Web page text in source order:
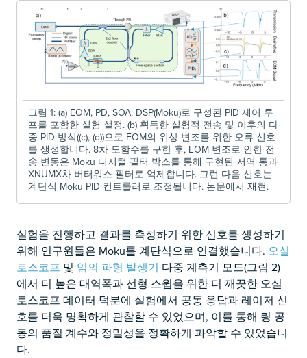
그림 1: (a) EOM, PD, SOA, DSP(Moku)로 구성된 PID 제어 루
프를 포함한 실험 설정. (b) 획득한 실험적 전송 및 이후의 다
중 PID 방식((c), (d))으로 EOM의 위상 변조를 위한 오류 신호
를 생성합니다. 8차 도함수를 구한 후, EOM 변조로 인한 전
송 변동은 Moku 디지털 필터 박스를 통해 구현된 저역 통과
XNUMX차 버터워스 필터로 억제합니다. 그런 다음 신호는
계단식 Moku PID 컨트롤러로 조정됩니다. 논문에서 재현.
실험을 진행하고 결과를 측정하기 위한 신호를 생성하기
위해 연구원들은 Moku를 계단식으로 연결했습니다. 오실
로스코프 및 임의 파형 발생기 다중 계측기 모드(그림 2)
에서 더 높은 대역폭과 선형 스윕을 위한 더 깨끗한 오실
로스코프 데이터 덕분에 실험에서 공동 응답과 레이저 신
호를 더욱 명확하게 관찰할 수 있었으며, 이를 통해 링 공
동의 품질 계수와 정밀성을 정확하게 파악할 수 있었습니
다.